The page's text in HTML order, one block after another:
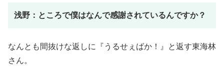
浅野：ところで僕はなんで感謝されているんですか？
なんとも間抜けな返しに『うるせぇばか！』と返す東海林
さん。